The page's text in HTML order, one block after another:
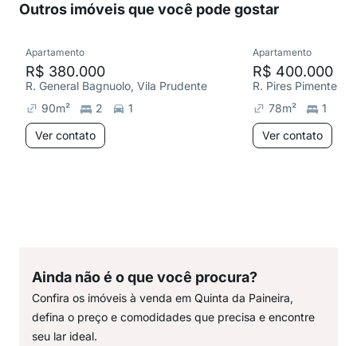
Outros imóveis que você pode gostar
Apartamento
R$ 380.000
R. General Bagnuolo, Vila Prudente
90m² 2
1
Ver contato
Apartamento
R$ 400.000
78m²
1
Ver contato
Ainda não é o que você procura?
Confira os imóveis à venda em Quinta da Paineira,
defina o preço e comodidades que precisa e encontre
seu lar ideal.